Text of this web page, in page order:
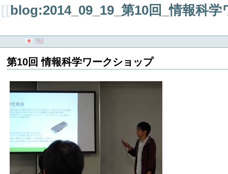
[[ blog:2014_09_19_第10回_情報科
第10回 情報科学ワークショップ